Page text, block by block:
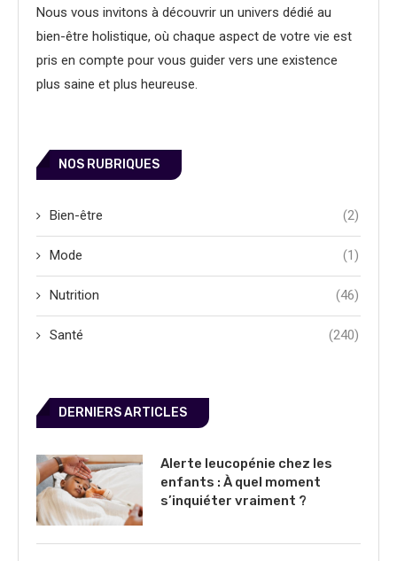
Nous vous invitons à découvrir un univers dédié au
bien-être holistique, où chaque aspect de votre vie est
pris en compte pour vous guider vers une existence
plus saine et plus heureuse.
NOS RUBRIQUES
Bien-être (2)
Mode (1)
Nutrition (46)
Santé (240)
DERNIERS ARTICLES
Alerte leucopénie chez les
enfants : À quel moment
s’inquiéter vraiment ?